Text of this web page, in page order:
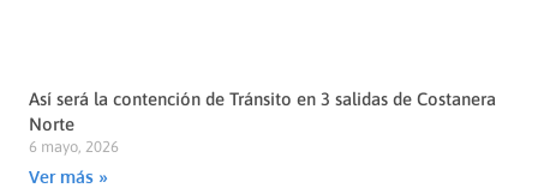
Así será la contención de Tránsito en 3 salidas de Costanera
Norte
6 mayo, 2026
Ver más »